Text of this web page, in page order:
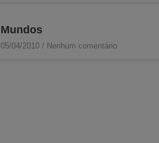
Mundos
05/04/2010 Nenhum comentário